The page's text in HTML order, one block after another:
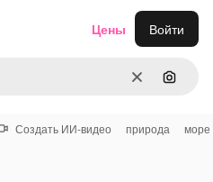
ОчиститьПоиск
Цены Войти
Создать ИИ-видео природа море